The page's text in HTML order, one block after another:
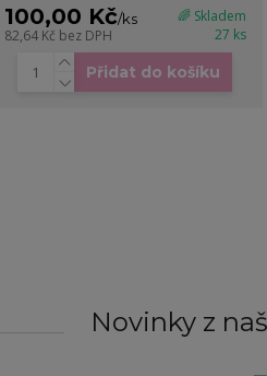
100,00 Kč/ks
82,64 Kč bez DPH
🌈 Skladem
27 ks
Přidat do košíku
Novinky z